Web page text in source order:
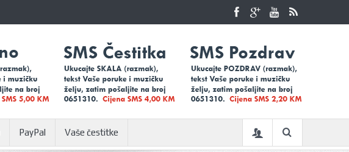
PayPal Vaše čestitke